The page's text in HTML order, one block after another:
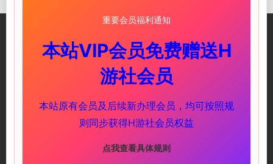
一個優質的資源付費平台 彙集海量遊戲資源和攻略
快速鏈接 服務支持
萌新教程
下載教程
重要会员福利通知
本站VIP会员免费赠送H
游社会员
本站原有会员及后续新办理会员，均可按照规
则同步获得H游社会员权益
点我查看具体规则